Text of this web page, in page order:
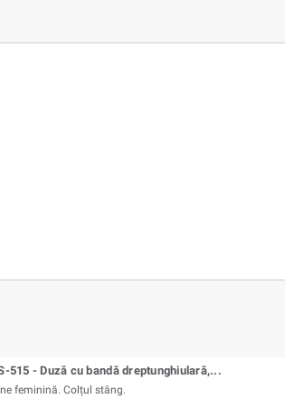
515 - Duză cu bandă dreptunghiulară,...
feminină. Colțul stâng.